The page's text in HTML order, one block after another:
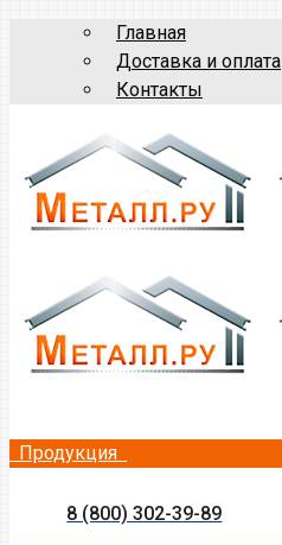
Главная
Доставка и оплата
Контакты
Продукция
8 (800) 302-39-89